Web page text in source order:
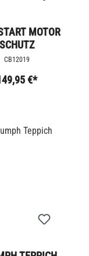
MOTOR
SCHUTZ
CB12019
€*